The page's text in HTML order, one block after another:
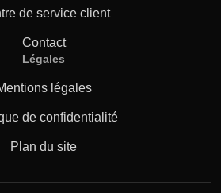
de service client
Contact
Légales
légales
de confidentialité
Plan du site